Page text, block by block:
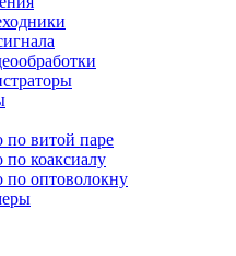
по витой паре
по коаксиалу
по оптоволокну